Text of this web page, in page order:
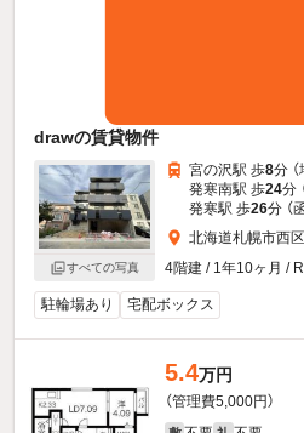
drawの賃貸物件
すべての写真
宮の沢駅 歩8分
発寒南駅 歩24分
発寒駅 歩26分 （
北海道札幌市西
4階建 / 1年10ヶ月 /
駐輪場あり 宅配ボックス
5.4万円
（管理費5,000円）